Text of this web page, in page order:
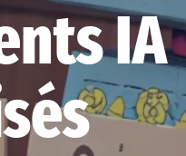
IA